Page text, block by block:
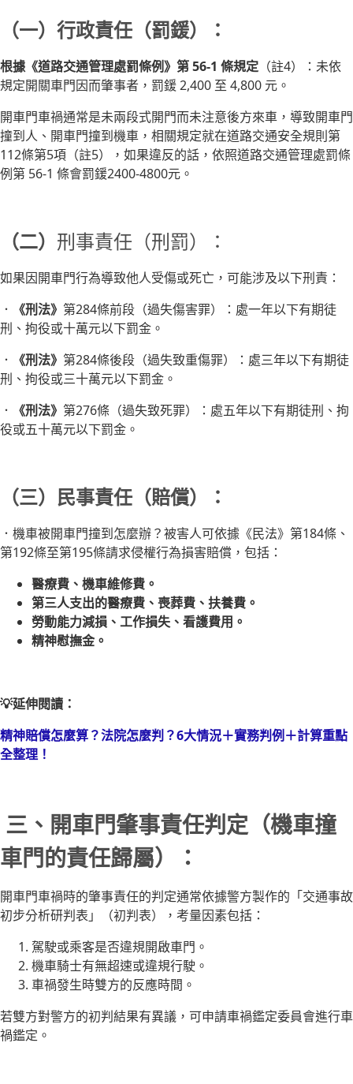
（一）行政責任（罰鍰）：
根據《道路交通管理處罰條例》第 56-1 條規定 （註4）：未依
規定開關車門因而肇事者，罰鍰 2,400 至 4,800 元。
開車門車禍通常是未兩段式開門而未注意後方來車，導致開車門
撞到人、開車門撞到機車，相關規定就在道路交通安全規則第
112條第5項（註5），如果違反的話，依照道路交通管理處罰條
例第 56-1 條會罰鍰2400-4800元。
（二） 刑事責任（刑罰）：
如果因開車門行為導致他人受傷或死亡，可能涉及以下刑責：
．
《刑法》 第284條前段（過失傷害罪）：處一年以下有期徒
刑、拘役或十萬元以下罰金。
．
《刑法》 第284條後段（過失致重傷罪）：處三年以下有期徒
刑、拘役或三十萬元以下罰金。
．
《刑法》 第276條（過失致死罪）：處五年以下有期徒刑、拘
役或五十萬元以下罰金。
（三）民事責任（賠償）：
．機車被開車門撞到怎麼辦？被害人可依據《民法》第184條、
第192條至第195條請求侵權行為損害賠償，包括：
醫療費、機車維修費。
第三人支出的醫療費、喪葬費、扶養費。
勞動能力減損、工作損失、看護費用。
精神慰撫金。
💡延伸閱讀：
精神賠償怎麼算？法院怎麼判？6大情況＋實務判例＋計算重點
全整理！
三、開車門肇事責任判定（機車撞
車門的責任歸屬）：
開車門車禍時的肇事責任的判定通常依據警方製作的「交通事故
初步分析研判表」（初判表），考量因素包括：
駕駛或乘客是否違規開啟車門。
機車騎士有無超速或違規行駛。
車禍發生時雙方的反應時間。
若雙方對警方的初判結果有異議，可申請車禍鑑定委員會進行車
禍鑑定。